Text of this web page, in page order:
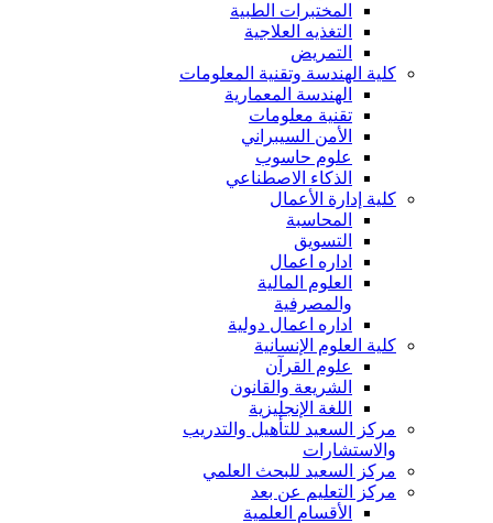
المختبرات الطبية
التغذيه العلاجية
التمريض
كلية الهندسة وتقنية المعلومات
الهندسة المعمارية
تقنية معلومات
الأمن السيبراني
علوم حاسوب
الذكاء الاصطناعي
كلية إدارة الأعمال
المحاسبة
التسويق
اداره اعمال
العلوم المالية
والمصرفية
اداره اعمال دولية
كلية العلوم الإنسانية
علوم القرآن
الشريعة والقانون
اللغة الإنجليزية
مركز السعيد للتأهيل والتدريب
والاستشارات
مركز السعيد للبحث العلمي
مركز التعليم عن بعد
الأقسام العلمية